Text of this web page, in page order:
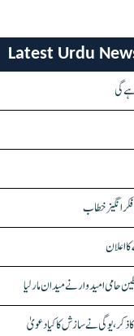
Latest Urdu
فکر انگیز خطاب
اعلان
حامی امیدوار نے میدان مار لیا
ذکر، یوگی نے سازش کا کیا دعویٰ